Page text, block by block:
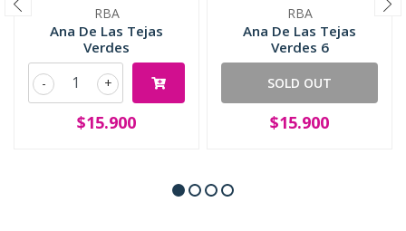
RBA
Ana De Las Tejas
Verdes
+
-
$15.900
RBA
Ana De Las Tejas
Verdes 6
SOLD OUT
$15.900